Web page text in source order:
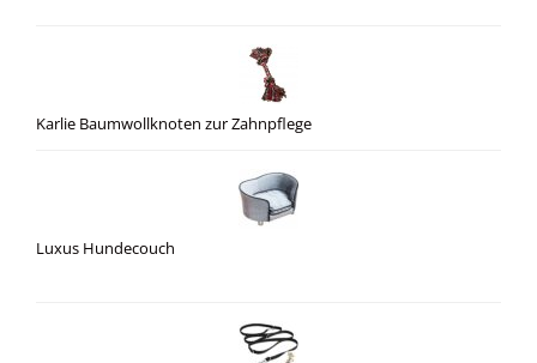
Karlie Baumwollknoten zur Zahnpflege
Luxus Hundecouch